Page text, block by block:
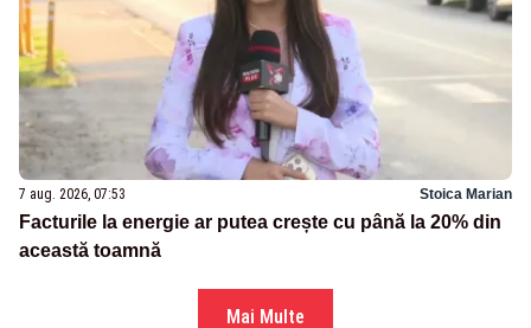
7 aug. 2026, 07:53 Stoica Marian
Facturile la energie ar putea crește cu până la 20% din
această toamnă
Mai Multe